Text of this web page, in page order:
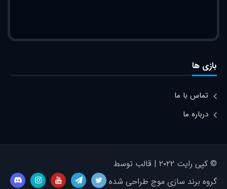
بازی ها
تماس با ما
درباره ما
© کپی رایت ۲۰۲۲ | قالب توسط
گروه برند سازی موج طراحی شده